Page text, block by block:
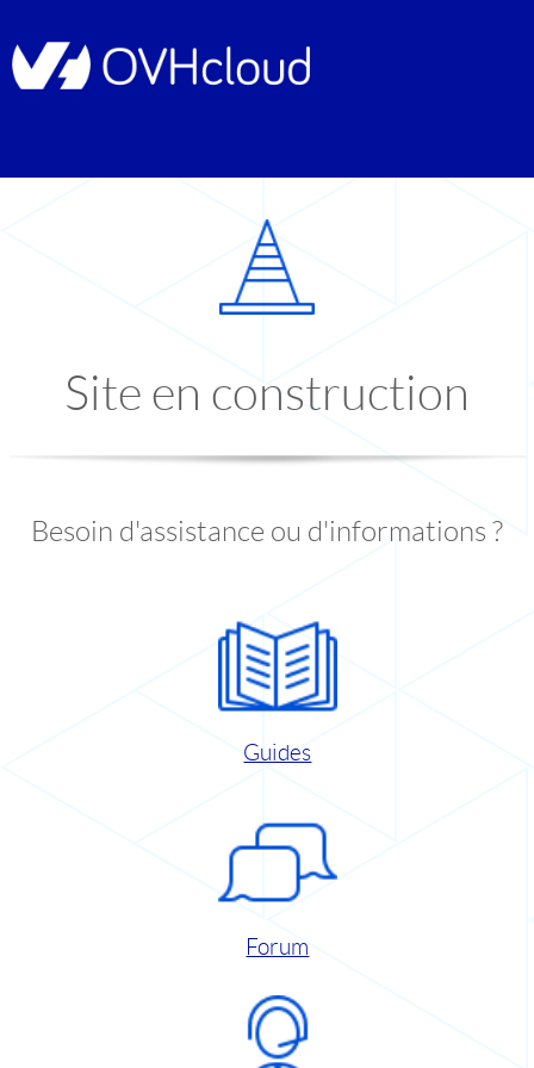
Site en construction
Besoin d'assistance ou d'informations ?
Guides
Forum